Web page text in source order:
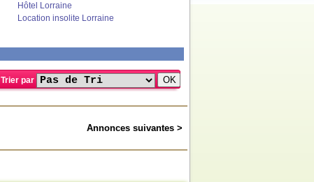
Hôtel Lorraine
Location insolite Lorraine
Trier par
Annonces suivantes >